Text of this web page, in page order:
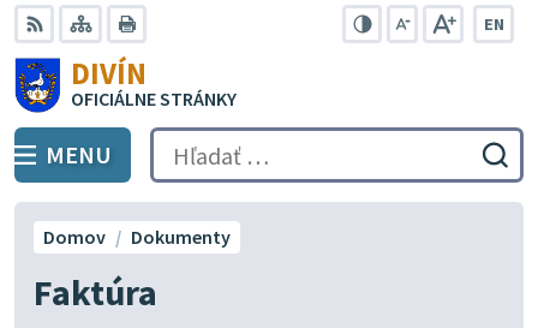
Preskočiť
na
obsah
RSS Mapa
EN
DIVÍN
OFICIÁLNE STRÁNKY
PREPNÚŤ
MENU Hľadať:
Faktúra
Domov Dokumenty